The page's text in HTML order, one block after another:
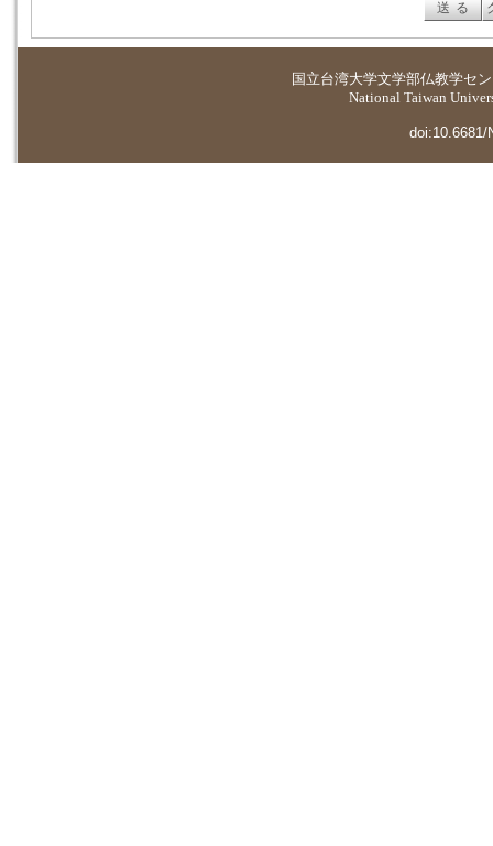
国立台湾大学文学部仏教学セ
National Taiwan
doi:10.6681/